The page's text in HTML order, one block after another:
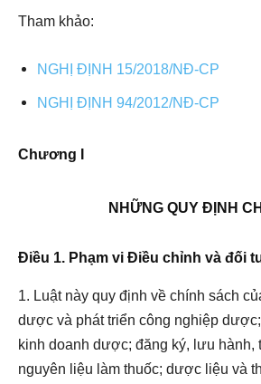
Tham khảo:
NGHỊ ĐỊNH 15/2018/NĐ-CP
NGHỊ ĐỊNH 94/2012/NĐ-CP
Chương I
NHỮNG QUY ÐỊNH
Điều 1. Phạm vi Điều chỉnh và đối
1. Luật này quy định về chính sách
dược và phát triển công nghiệp
kinh doanh dược; đăng ký, lưu hành,
nguyên liệu làm thuốc; dược liệu và